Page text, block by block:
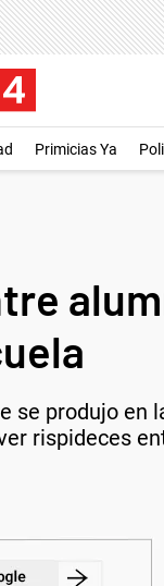
Primicias Ya
se produjo en
rispideces